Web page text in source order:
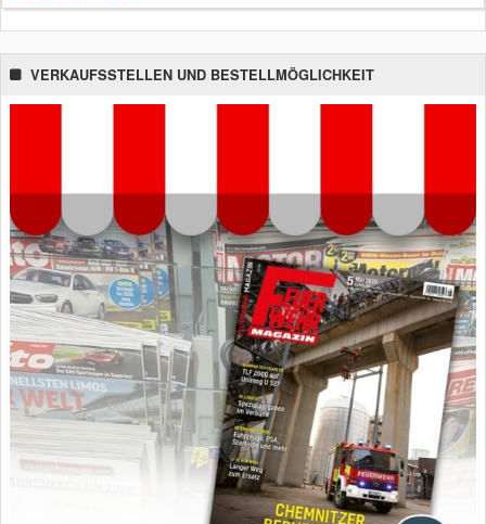
VERKAUFSSTELLEN UND BESTELLMÖGLICHKEIT